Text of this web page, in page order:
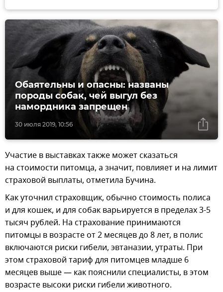
30 июля 2019, 10:56
Обаятельны и опасны: названы
породы собак, чей выгул без
намордника запрещен
Участие в выставках также может сказаться
на стоимости питомца, а значит, повлияет и на лимит
страховой выплаты, отметила Бучина.
Как уточнил страховщик, обычно стоимость полиса
и для кошек, и для собак варьируется в пределах 3-5
тысяч рублей. На страхование принимаются
питомцы в возрасте от 2 месяцев до 8 лет, в полис
включаются риски гибели, эвтаназии, утраты. При
этом страховой тариф для питомцев младше 6
месяцев выше — как пояснили специалисты, в этом
возрасте высоки риски гибели животного.